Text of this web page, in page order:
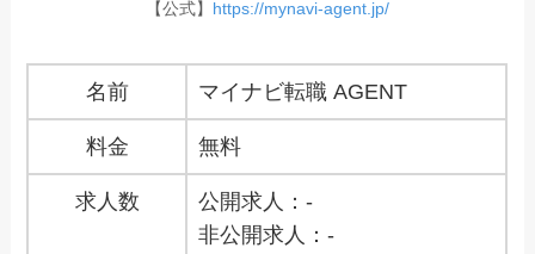
【公式】 https://mynavi-agent.jp/
名前 マイナビ転職 AGENT
料金 無料
求人数
公開求人：-
非公開求人：-